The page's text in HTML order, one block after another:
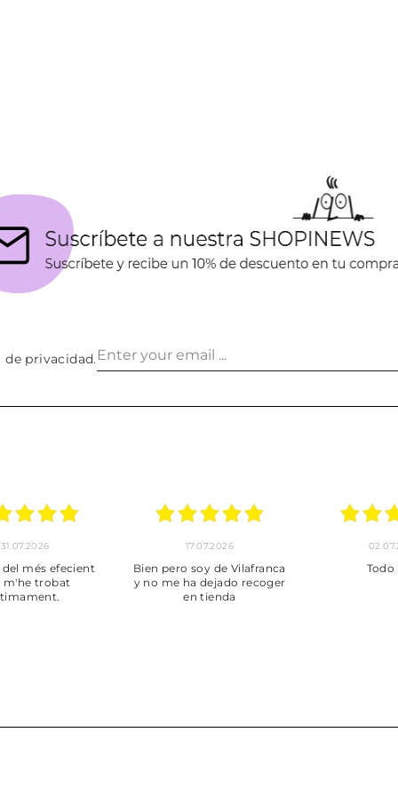
de privacidad.
30.06.2026
Tot perfecte
24.06.2026
***